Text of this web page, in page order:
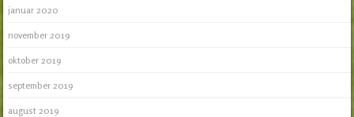
januar 2020
november 2019
oktober 2019
september 2019
august 2019